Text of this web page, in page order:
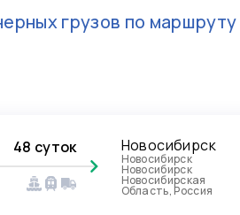
грузов по маршруту
48 суток Новосибирск
Новосибирск
Новосибирск
Новосибирская
Область, Россия